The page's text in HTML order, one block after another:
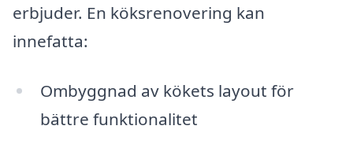
erbjuder. En köksrenovering kan
innefatta:
Ombyggnad av kökets layout för
bättre funktionalitet